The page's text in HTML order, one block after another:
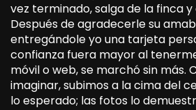
vez terminado, salga de la finca
Después de agradecerle su
entregándole yo una tarjeta
confianza fuera mayor al
móvil o web, se marchó sin más.
imaginar, subimos a la cima del
lo esperado; las fotos lo